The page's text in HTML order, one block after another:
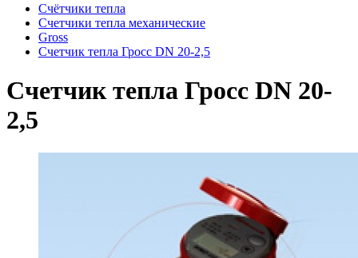
Счётчики тепла
Счетчики тепла механические
Gross
Счетчик тепла Гросс DN 20-2,5
Счетчик тепла Гросс DN 20-
2,5